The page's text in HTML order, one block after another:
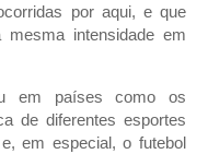
por aqui, e que
intensidade em
em países como os
de diferentes esportes
em especial, o futebol